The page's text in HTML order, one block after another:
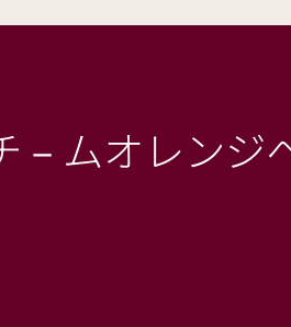
ムオレンジ